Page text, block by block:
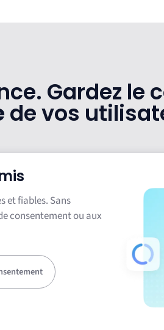
Gardez le
de vos
et fiables. Sans
consentement ou aux